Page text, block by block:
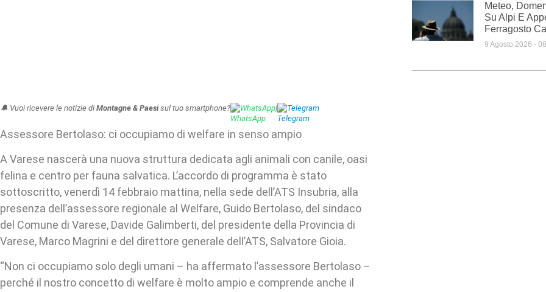
🔔 Vuoi ricevere le notizie di Montagne & Paesisul tuo smartphone? WhatsApp| Telegram
Assessore Bertolaso: ci occupiamo di welfare in senso ampio
A Varese nascerà una nuova struttura dedicata agli animali con canile, oasi
felina e centro per fauna salvatica. L’accordo di programma è stato
sottoscritto, venerdì 14 febbraio mattina, nella sede dell’ATS Insubria, alla
presenza dell’assessore regionale al Welfare, Guido Bertolaso, del sindaco
del Comune di Varese, Davide Galimberti, del presidente della Provincia di
Varese, Marco Magrini e del direttore generale dell’ATS, Salvatore Gioia.
“Non ci occupiamo solo degli umani – ha affermato l’assessore Bertolaso –
perché il nostro concetto di welfare è molto ampio e comprende anche il
Meteo,
Su Alpi E
Ferragosto
9 Agosto 2026